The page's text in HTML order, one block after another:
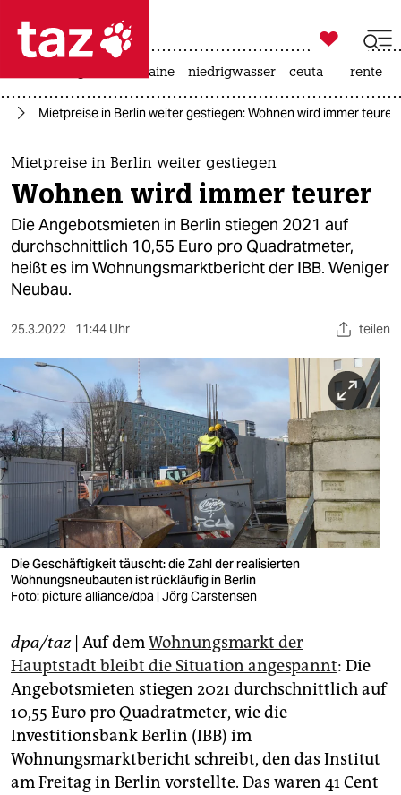
 taz zahl ich
taz zahl ich
themen
politik
öko
gesellschaft
kultur
sport
berlin
nord
wahrheit
verlag
verlag
veranstaltungen
fragen & hilfe
unterstützen
abo
genossenschaft

taz zahl ich
krieg in der ukraine niedrigwasser ceuta rente
Mietpreise in Berlin weiter gestiegen: Wohnen wird immer teurer
Mietpreise in Berlin weiter gestiegen
Wohnen wird immer teurer
Die Angebotsmieten in Berlin stiegen 2021 auf
durchschnittlich 10,55 Euro pro Quadratmeter,
heißt es im Wohnungsmarktbericht der IBB. Weniger
Neubau.
25.3.2022 11:44 Uhr teilen
Die Geschäftigkeit täuscht: die Zahl der realisierten
Wohnungsneubauten ist rückläufig in Berlin
Foto: picture alliance/dpa | Jörg Carstensen
dpa/taz| Auf demWohnungsmarkt der
Hauptstadt bleibt die Situation angespannt: Die
Angebotsmieten stiegen 2021 durchschnittlich auf
10,55 Euro pro Quadratmeter, wie die
Investitionsbank Berlin (IBB) im
Wohnungsmarktbericht schreibt, den das Institut
am Freitag in Berlin vorstellte. Das waren 41 Cent